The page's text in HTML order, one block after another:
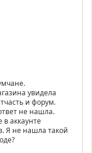
увидела
и форум.
не нашла.
в аккаунте
Я не нашла такой